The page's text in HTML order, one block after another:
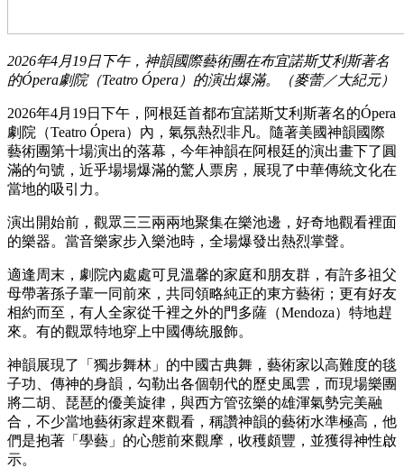
2026年4月19日下午，神韻國際藝術團在布宜諾斯艾利斯著名
的Ópera劇院（Teatro Ópera）的演出爆滿。（麥蕾／大紀元）
2026年4月19日下午，阿根廷首都布宜諾斯艾利斯著名的Ópera
劇院（Teatro Ópera）內，氣氛熱烈非凡。隨著美國神韻國際
藝術團第十場演出的落幕，今年神韻在阿根廷的演出畫下了圓
滿的句號，近乎場場爆滿的驚人票房，展現了中華傳統文化在
當地的吸引力。
演出開始前，觀眾三三兩兩地聚集在樂池邊，好奇地觀看裡面
的樂器。當音樂家步入樂池時，全場爆發出熱烈掌聲。
適逢周末，劇院內處處可見溫馨的家庭和朋友群，有許多祖父
母帶著孫子輩一同前來，共同領略純正的東方藝術；更有好友
相約而至，有人全家從千裡之外的門多薩（Mendoza）特地趕
來。有的觀眾特地穿上中國傳統服飾。
神韻展現了「獨步舞林」的中國古典舞，藝術家以高難度的毯
子功、傳神的身韻，勾勒出各個朝代的歷史風雲，而現場樂團
將二胡、琵琶的優美旋律，與西方管弦樂的雄渾氣勢完美融
合，不少當地藝術家趕來觀看，稱讚神韻的藝術水準極高，他
們是抱著「學藝」的心態前來觀摩，收穫頗豐，並獲得神性啟
示。